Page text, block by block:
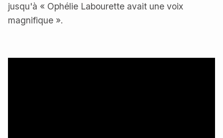
jusqu'à « Ophélie Labourette avait une voix
magnifique ».